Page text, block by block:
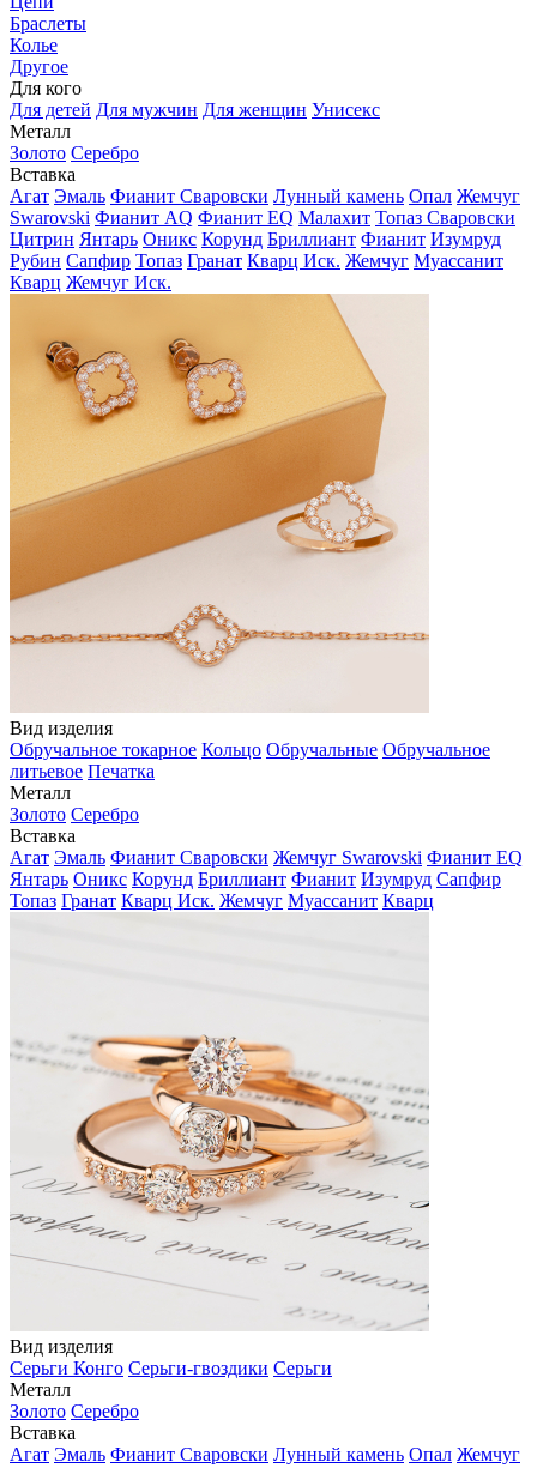
Браслеты
Колье
Другое
Для кого
Для детей Для мужчин Для женщин Унисекс
Металл
Золото Серебро
Вставка
Агат Эмаль Фианит Сваровски Лунный камень Опал Жемчуг
Swarovski Фианит AQ Фианит EQ Малахит Топаз Сваровски
Цитрин Янтарь Оникс Корунд Бриллиант Фианит Изумруд
Рубин Сапфир Топаз Гранат Кварц Иск. Жемчуг Муассанит
Кварц Жемчуг Иск.
Вид изделия
Обручальное токарное Кольцо Обручальные Обручальное
литьевое Печатка
Металл
Золото Серебро
Вставка
Агат Эмаль Фианит Сваровски Жемчуг Swarovski Фианит EQ
Янтарь Оникс Корунд Бриллиант Фианит Изумруд Сапфир
Топаз Гранат Кварц Иск. Жемчуг Муассанит Кварц
Вид изделия
Серьги Конго Серьги-гвоздики Серьги
Металл
Золото Серебро
Вставка
Агат Эмаль Фианит Сваровски Лунный камень Опал Жемчуг